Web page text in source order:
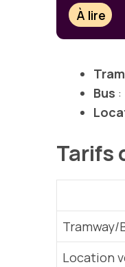
À lire
Bus
Tarifs
Tramway/
Location